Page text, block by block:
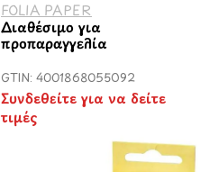
FOLIA PAPER
Διαθέσιμο για
προπαραγγελία
GTIN: 4001868055092
Συνδεθείτε για να δείτε
τιμές